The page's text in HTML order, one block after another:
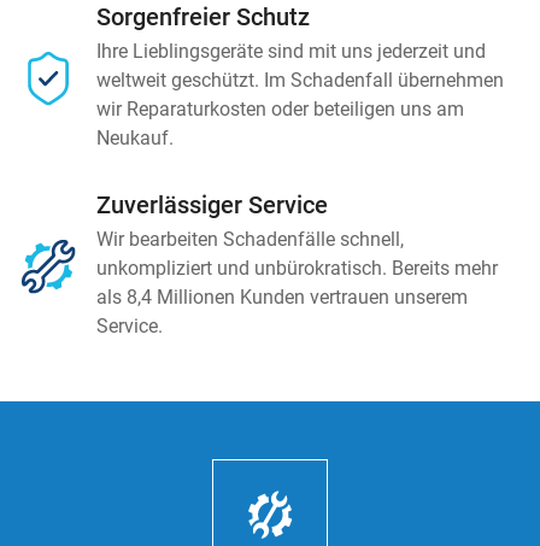
Sorgenfreier Schutz
Ihre Lieblingsgeräte sind mit uns jederzeit und
weltweit geschützt. Im Schadenfall übernehmen
wir Reparaturkosten oder beteiligen uns am
Neukauf.
Zuverlässiger Service
Wir bearbeiten Schadenfälle schnell,
unkompliziert und unbürokratisch. Bereits mehr
als 8,4 Millionen Kunden vertrauen unserem
Service.